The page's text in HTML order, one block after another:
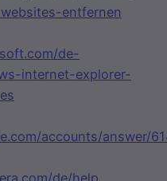
entfernen
de-
internet-explorer-
accounts/answer/
de/help